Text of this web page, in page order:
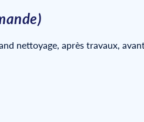
nettoyage, après travaux,